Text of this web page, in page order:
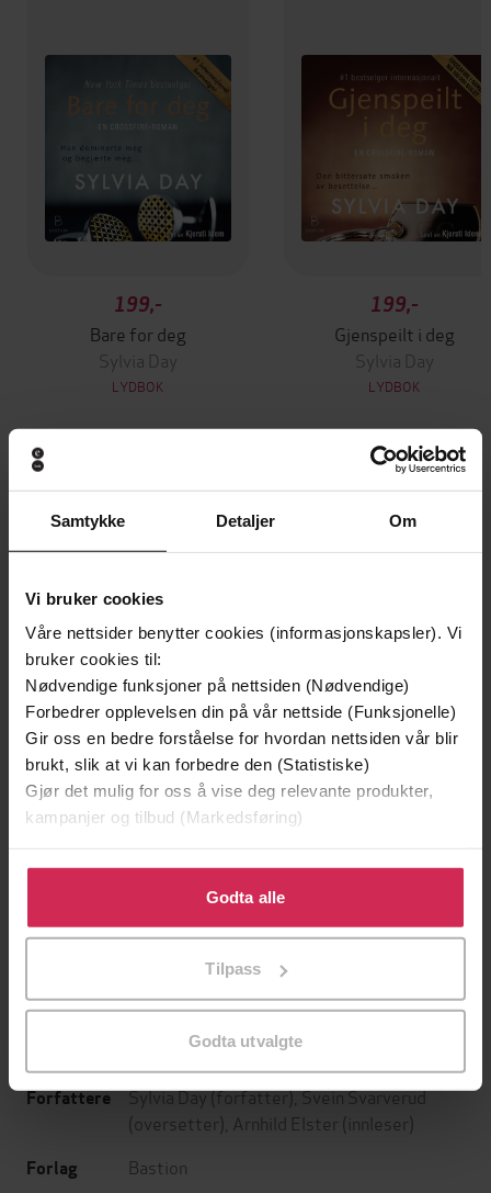
Samtykke Detaljer Om
Vi bruker cookies
Våre nettsider benytter cookies (informasjonskapsler). Vi
bruker cookies til:
Nødvendige funksjoner på nettsiden (Nødvendige)
Forbedrer opplevelsen din på vår nettside (Funksjonelle)
Gir oss en bedre forståelse for hvordan nettsiden vår blir
brukt, slik at vi kan forbedre den (Statistiske)
Gjør det mulig for oss å vise deg relevante produkter,
kampanjer og tilbud (Markedsføring)
Klikk på «Godta alle» for å gi oss ditt samtykke til å
bruke cookies for alle disse formålene. Du kan også
tilpasse ditt samtykke til spesifikke formål ved å klikke
Godta alle
Tilpass
Godta utvalgte
199,-
Bare for deg
Sylvia Day
LYDBOK
199,-
Gjenspeilt i deg
Sylvia Day
LYDBOK
Andre har også kjøpt
Døde sjeler synger ikke
Satans segl
Forfattere Sylvia Day(forfatter),Svein Svarverud
(oversetter), Arnhild Elster (innleser)
Forlag Bastion